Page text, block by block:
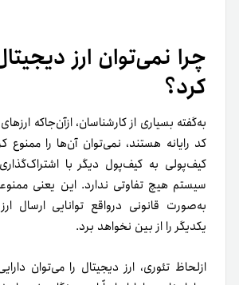
چرا نمی‌توان ارز
کرد؟
به‌گفته بسیاری از کارشناسان، ازآن‌جاکه
کد رایانه هستند، نمی‌توان آن‌ها را ممنوع
کیف‌پولی به کیف‌پول دیگر با
سیستم هیچ تفاوتی ندارد. این یعنی
به‌صورت قانونی در‌واقع توانایی ارسال
یکدیگر را از بین نخواهد برد.
از‌لحاظ تئوری، ارز دیجیتال را می‌توان